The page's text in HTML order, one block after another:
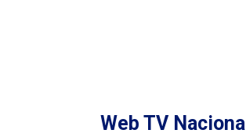
Web TV Nacional